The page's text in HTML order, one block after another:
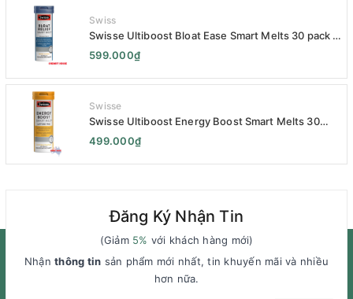
Swiss
Swisse Ultiboost Bloat Ease Smart Melts 30 pack -
Kẹo Ngậm Giảm Đầy Hơi Táo Bón Kèm Men Tiêu
Hóa - Swisse Bloat Relief Smart Melt 30 Viên
599.000₫
Swisse
Swisse Ultiboost Energy Boost Smart Melts 30
pack - Viên uống Tăng cường năng lượng tan chảy
thông minh 30 viên
499.000₫
Đăng Ký Nhận Tin
(Giảm 5% với khách hàng mới)
Nhậnthông tin sản phẩm mới nhất, tin khuyến mãi và nhiều
hơn nữa.